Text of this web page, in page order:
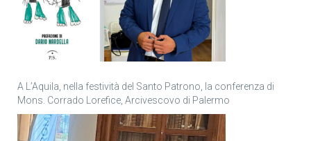
A L’Aquila, nella festività del Santo Patrono, la conferenza di
Mons. Corrado Lorefice, Arcivescovo di Palermo